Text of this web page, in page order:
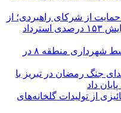
از شرکای راهبردی؛ از
رشد ۴۶ درصدی درآمدها تا افزایش ۱۵۳ درصدی استرداد
اجرای ۲۲ پروژه پیاده راهی توسط شهرداری منطقه ۸ در
جنگ رمضان در تبریز با
داد
گل پائیزی از تولیدات گلخانه‌های